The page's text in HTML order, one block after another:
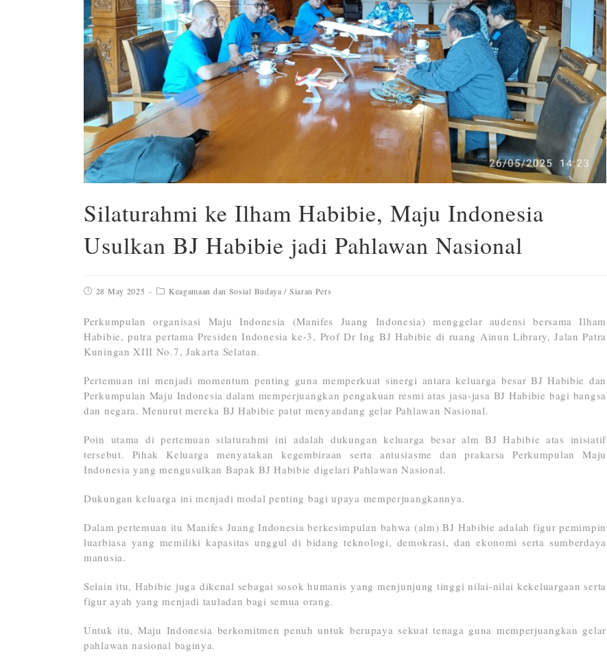
Silaturahmi ke Ilham Habibie, Maju Indonesia
Usulkan BJ Habibie jadi Pahlawan Nasional
28 May 2025 Keagamaan dan Sosial Budaya / Siaran Pers
Perkumpulan organisasi Maju Indonesia (Manifes Juang Indonesia) menggelar audensi bersama Ilham
Habibie, putra pertama Presiden Indonesia ke-3, Prof Dr Ing BJ Habibie di ruang Ainun Library, Jalan Patra
Kuningan XIII No.7, Jakarta Selatan.
Pertemuan ini menjadi momentum penting guna memperkuat sinergi antara keluarga besar BJ Habibie dan
Perkumpulan Maju Indonesia dalam memperjuangkan pengakuan resmi atas jasa-jasa BJ Habibie bagi bangsa
dan negara. Menurut mereka BJ Habibie patut menyandang gelar Pahlawan Nasional.
Poin utama di pertemuan silaturahmi ini adalah dukungan keluarga besar alm BJ Habibie atas inisiatif
tersebut. Pihak Keluarga menyatakan kegembiraan serta antusiasme dan prakarsa Perkumpulan Maju
Indonesia yang mengusulkan Bapak BJ Habibie digelari Pahlawan Nasional.
Dukungan keluarga ini menjadi modal penting bagi upaya memperjuangkannya.
Dalam pertemuan itu Manifes Juang Indonesia berkesimpulan bahwa (alm) BJ Habibie adalah figur pemimpin
luarbiasa yang memiliki kapasitas unggul di bidang teknologi, demokrasi, dan ekonomi serta sumberdaya
manusia.
Selain itu, Habibie juga dikenal sebagai sosok humanis yang menjunjung tinggi nilai-nilai kekeluargaan serta
figur ayah yang menjadi tauladan bagi semua orang.
Untuk itu, Maju Indonesia berkomitmen penuh untuk berupaya sekuat tenaga guna memperjuangkan gelar
pahlawan nasional baginya.